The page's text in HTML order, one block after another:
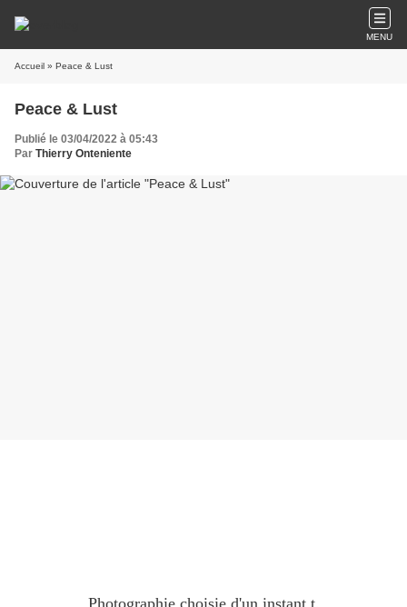
MENU
Accueil » Peace & Lust
Peace & Lust
Publié le 03/04/2022 à 05:43
Par Thierry Onteniente